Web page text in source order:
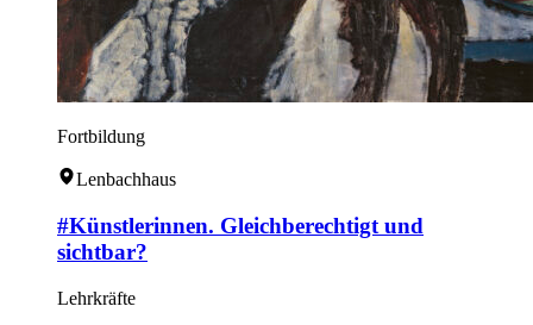
Fortbildung
Lenbachhaus
#Künstlerinnen. Gleichberechtigt und
sichtbar?
Lehrkräfte